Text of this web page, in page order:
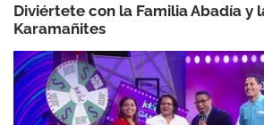
Diviértete con la Familia Abadía y
Karamañites